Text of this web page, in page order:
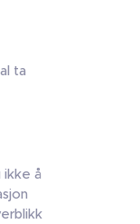
ta
ikke å